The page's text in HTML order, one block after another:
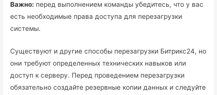
Важно: перед выполнением команды убедитесь, что у вас
есть необходимые права доступа для перезагрузки
системы.
Существуют и другие способы перезагрузки Битрикс24, но
они требуют определенных технических навыков или
доступ к серверу. Перед проведением перезагрузки
обязательно создайте резервные копии данных и следуйте